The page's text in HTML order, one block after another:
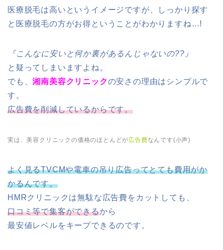
医療脱毛は高いというイメージですが、しっかり探す
と医療脱毛の方がお得ということがわかりますね…!
『こんなに安いと何か裏があるんじゃないの??』
と疑ってしまいますよね。
でも、湘南美容クリニックの安さの理由はシンプルで
す。
広告費を削減しているからです。
実は、美容クリニックの価格のほとんどが広告費なんです(小声)
よく見るTVCMや電車の吊り広告ってとても費用がか
かるんです。
HMRクリニックは無駄な広告費をカットしても、
口コミ等で集客ができるから
最安値レベルをキープできるのです。